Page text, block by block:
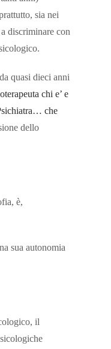
sia nei
discriminare con
quasi dieci anni
chi e’ e
che
dello
è,
sua autonomia
il